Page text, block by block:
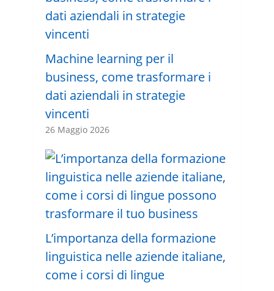
Machine learning per il
business, come trasformare i
dati aziendali in strategie
vincenti
26 Maggio 2026
L’importanza della formazione
linguistica nelle aziende italiane,
come i corsi di lingue